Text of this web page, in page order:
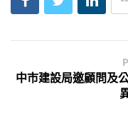
中市建設局邀顧問及